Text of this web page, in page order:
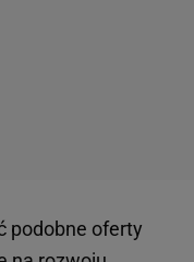
podobne oferty